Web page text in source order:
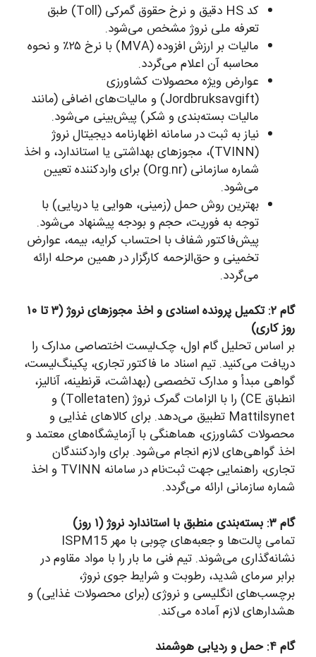
کد HS دقیق و نرخ حقوق گمرکی (Toll) طبق
تعرفه ملی نروژ مشخص می‌شود.
مالیات بر ارزش افزوده (MVA) با نرخ ۲۵٪ و نحوه
محاسبه آن اعلام می‌گردد.
عوارض ویژه محصولات کشاورزی
(Jordbruksavgift) و مالیات‌های اضافی (مانند
مالیات بسته‌بندی و شکر) پیش‌بینی می‌شود.
نیاز به ثبت در سامانه اظهارنامه دیجیتال نروژ
(TVINN)، مجوزهای بهداشتی یا استاندارد، و اخذ
شماره سازمانی (Org.nr) برای واردکننده تعیین
می‌شود.
بهترین روش حمل (زمینی، هوایی یا دریایی) با
توجه به فوریت، حجم و بودجه پیشنهاد می‌شود.
پیش‌فاکتور شفاف با احتساب کرایه، بیمه، عوارض
تخمینی و حق‌الزحمه کارگزار در همین مرحله ارائه
می‌گردد.
گام ۲: تکمیل پرونده اسنادی و اخذ مجوزهای نروژ (۳ تا ۱۰
روز کاری)
بر اساس تحلیل گام اول، چک‌لیست اختصاصی مدارک را
دریافت می‌کنید. تیم اسناد ما فاکتور تجاری، پکینگ‌لیست،
گواهی مبدأ و مدارک تخصصی (بهداشت، قرنطینه، آنالیز،
انطباق CE) را با الزامات گمرک نروژ (Tolletaten) و
Mattilsynet تطبیق می‌دهد. برای کالاهای غذایی و
محصولات کشاورزی، هماهنگی با آزمایشگاه‌های معتمد و
اخذ گواهی‌های لازم انجام می‌شود. برای واردکنندگان
تجاری، راهنمایی جهت ثبت‌نام در سامانه TVINN و اخذ
شماره سازمانی ارائه می‌گردد.
گام ۳: بسته‌بندی منطبق با استاندارد نروژ (۱ روز)
تمامی پالت‌ها و جعبه‌های چوبی با مهر ISPM15
نشانه‌گذاری می‌شوند. تیم فنی ما بار را با مواد مقاوم در
برابر سرمای شدید، رطوبت و شرایط جوی نروژ،
برچسب‌های انگلیسی و نروژی (برای محصولات غذایی) و
هشدارهای لازم آماده می‌کند.
گام ۴: حمل و ردیابی هوشمند